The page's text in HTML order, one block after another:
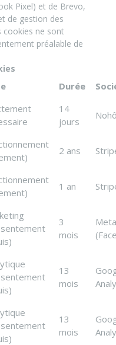
Pixel) et de Brevo,
de gestion des
cookies ne sont
préalable de
Durée
14
jours
2 ans
1 an
3
mois
Meta
13
mois
13
mois